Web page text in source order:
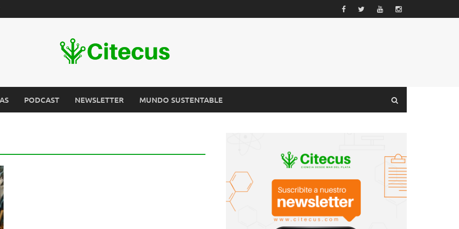
PODCAST NEWSLETTER MUNDO SUSTENTABLE